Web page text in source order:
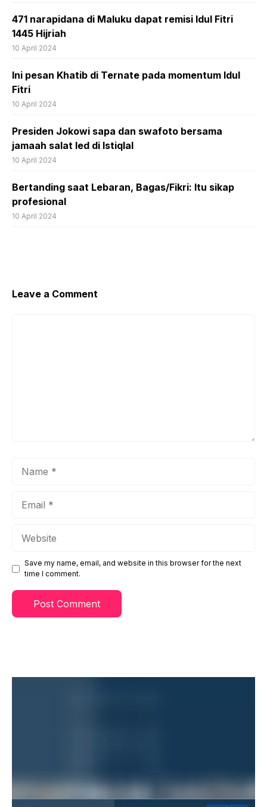
471 narapidana di Maluku dapat remisi Idul Fitri
1445 Hijriah
10 April 2024
Ini pesan Khatib di Ternate pada momentum Idul
Fitri
10 April 2024
Presiden Jokowi sapa dan swafoto bersama
jamaah salat Ied di Istiqlal
10 April 2024
Bertanding saat Lebaran, Bagas/Fikri: Itu sikap
profesional
10 April 2024
Leave a Comment
Save my name, email, and website in this browser for the next
time I comment.